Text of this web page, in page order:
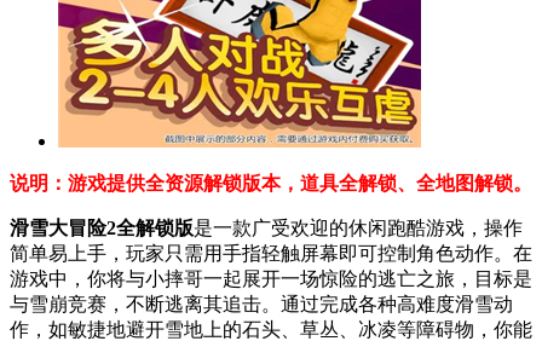
说明：游戏提供全资源解锁版本，道具全解锁、全地图解锁。
滑雪大冒险2全解锁版是一款广受欢迎的休闲跑酷游戏，操作
简单易上手，玩家只需用手指轻触屏幕即可控制角色动作。在
游戏中，你将与小摔哥一起展开一场惊险的逃亡之旅，目标是
与雪崩竞赛，不断逃离其追击。通过完成各种高难度滑雪动
作，如敏捷地避开雪地上的石头、草丛、冰凌等障碍物，你能